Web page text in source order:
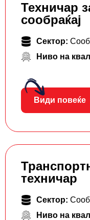
Техничар
сообраќај
Сектор:
Ниво на
Види повеќе
техничар
Сектор:
Ниво на